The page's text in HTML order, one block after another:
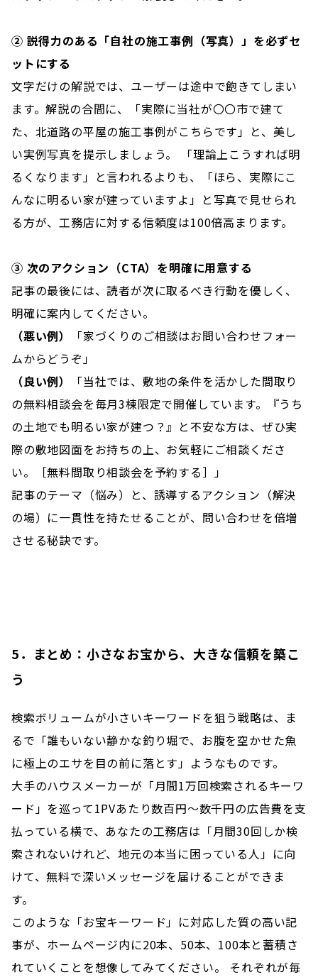
② 説得力のある「自社の施工事例（写真）」を必ずセ
ットにする
文字だけの解説では、ユーザーは途中で飽きてしまい
ます。解説の合間に、「実際に当社が〇〇市で建て
た、北道路の平屋の施工事例がこちらです」と、美し
い実例写真を提示しましょう。 「理論上こうすれば明
るくなります」と言われるよりも、「ほら、実際にこ
んなに明るい家が建っていますよ」と写真で見せられ
る方が、工務店に対する信頼度は100倍高まります。
③ 次のアクション（CTA）を明確に用意する
記事の最後には、読者が次に取るべき行動を優しく、
明確に案内してください。
（悪い例）
「家づくりのご相談はお問い合わせフォー
ムからどうぞ」
（良い例）
「当社では、敷地の条件を活かした間取り
の無料相談会を毎月3棟限定で開催しています。『うち
の土地でも明るい家が建つ？』と不安な方は、ぜひ実
際の敷地図面をお持ちの上、お気軽にご相談くださ
い。［無料間取り相談会を予約する］」
記事のテーマ（悩み）と、誘導するアクション（解決
の場）に一貫性を持たせることが、問い合わせを倍増
させる秘訣です。
5． まとめ：小さなお宝から、大きな信頼を築こ
う
検索ボリュームが小さいキーワードを狙う戦略は、ま
るで「誰もいない静かな釣り堀で、お腹を空かせた魚
に極上のエサを目の前に落とす」ようなものです。
大手のハウスメーカーが「月間1万回検索されるキーワ
ード」を巡って1PVあたり数百円〜数千円の広告費を支
払っている横で、あなたの工務店は「月間30回しか検
索されないけれど、地元の本当に困っている人」に向
けて、無料で深いメッセージを届けることができま
す。
このような「お宝キーワード」に対応した質の高い記
事が、ホームページ内に20本、50本、100本と蓄積さ
れていくことを想像してみてください。 それぞれが毎